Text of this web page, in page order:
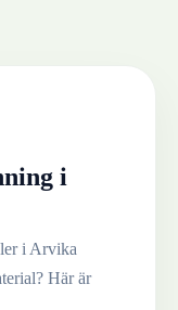
i
i Arvika
Här är